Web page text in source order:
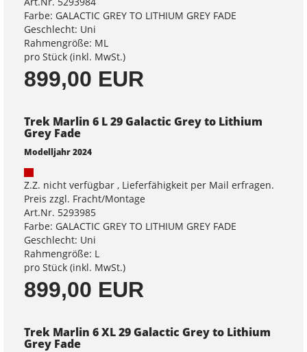
Farbe: GALACTIC GREY TO LITHIUM GREY FADE
Geschlecht: Uni
Rahmengröße: ML
pro Stück (inkl. MwSt.)
899,00 EUR
Trek Marlin 6 L 29 Galactic Grey to Lithium
Grey Fade
Modelljahr 2024
Z.Z. nicht verfügbar , Lieferfähigkeit per Mail erfragen.
Preis zzgl. Fracht/Montage
Art.Nr. 5293985
Farbe: GALACTIC GREY TO LITHIUM GREY FADE
Geschlecht: Uni
Rahmengröße: L
pro Stück (inkl. MwSt.)
899,00 EUR
Trek Marlin 6 XL 29 Galactic Grey to Lithium
Grey Fade